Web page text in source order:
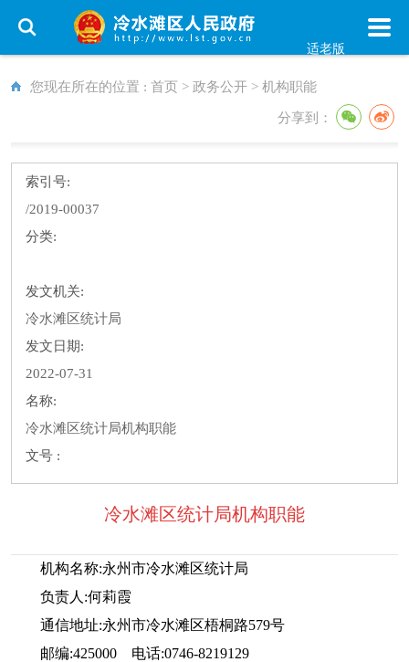
适老版
您现在所在的位置 : 首页 > 政务公开 > 机构职能
分享到：
索引号:
/2019-00037
分类:
发文机关:
冷水滩区统计局
发文日期:
2022-07-31
名称:
冷水滩区统计局机构职能
文号 :
冷水滩区统计局机构职能
机构名称:永州市冷水滩区统计局
负责人 :何莉霞
通信地址:永州市冷水滩区梧桐路579号
邮编:425000 电话:0746-8219129